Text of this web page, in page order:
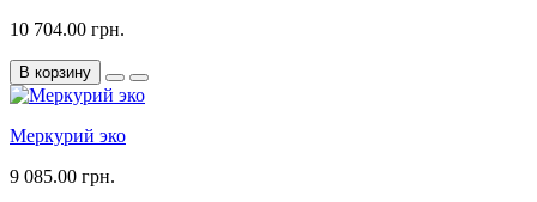
10 704.00 грн.
В корзину
Меркурий эко
9 085.00 грн.